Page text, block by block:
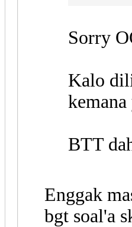
Sorry
Kalo
BTT
Enggak
bgt soal'a